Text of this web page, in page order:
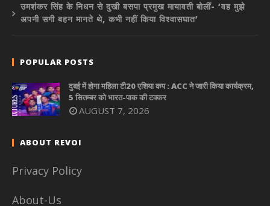
उमशंकर सिंह के निधन से दुखी बसपा प्रमुख मायावती बोलीं- ‘वह मुझे
अपनी सगी बहन मानते थे, कभी नहीं किया विश्वासघात’
POPULAR POSTS
दुबई में होगा महिला टी20 एशिया कप : ACC ने जारी किया कार्यक्रम,
5 सितम्बर को भारत-पाक की टक्कर
AUGUST 7, 2026
ABOUT REVOI
Privacy Policy
About-Us